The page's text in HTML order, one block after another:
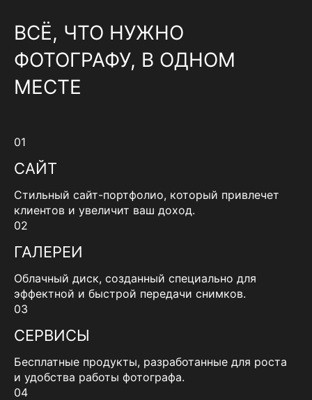
ВСЁ, ЧТО НУЖНО
ФОТОГРАФУ, В ОДНОМ
МЕСТЕ
01
САЙТ
Стильный сайт-портфолио, который привлечет
клиентов и увеличит ваш доход.
02
ГАЛЕРЕИ
Облачный диск, созданный специально для
эффектной и быстрой передачи снимков.
03
СЕРВИСЫ
Бесплатные продукты, разработанные для роста
и удобства работы фотографа.
04